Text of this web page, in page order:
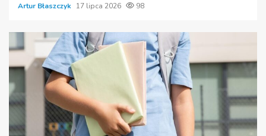
Artur Błaszczyk 17 lipca 2026 98